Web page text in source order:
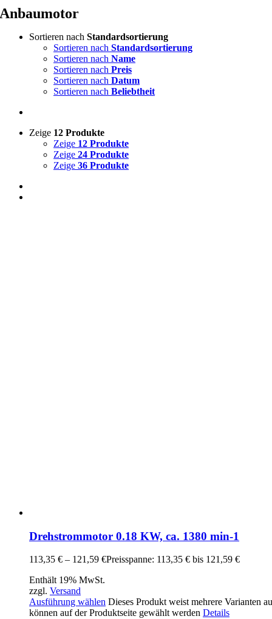
Anbaumotor
Sortieren nach Standardsortierung
Sortieren nach Standardsortierung
Sortieren nach Name
Sortieren nach Preis
Sortieren nach Datum
Sortieren nach Beliebtheit
Zeige 12 Produkte
Zeige 12 Produkte
Zeige 24 Produkte
Zeige 36 Produkte
Drehstrommotor 0.18 KW, ca. 1380 min-1
113,35 € – 121,59 €Preisspanne: 113,35 € bis 121,59 €
Enthält 19% MwSt.
zzgl. Versand
Ausführung wählen Dieses Produkt weist mehrere Varianten
können auf der Produktseite gewählt werden Details